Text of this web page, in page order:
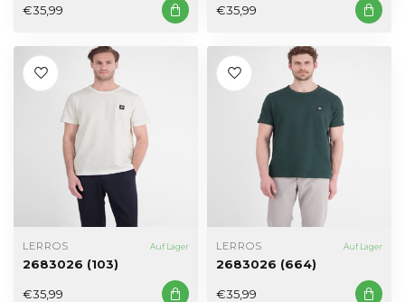
€35,99 €35,99
LERROS Auf Lager
2683026 (103)
€35,99
LERROS Auf Lager
2683026 (664)
€35,99